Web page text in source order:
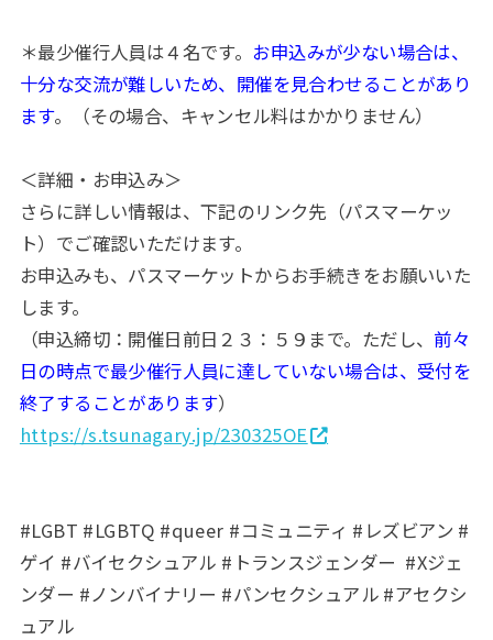
＊最少催行人員は４名です。 お申込みが少ない場合は、
十分な交流が難しいため、開催を見合わせることがあり
ます。（その場合、キャンセル料はかかりません）
＜詳細・お申込み＞
さらに詳しい情報は、下記のリンク先（パスマーケッ
ト）でご確認いただけます。
お申込みも、パスマーケットからお手続きをお願いいた
します。
（申込締切：開催日前日２３：５９まで。ただし、 前々
日の時点で最少催行人員に達していない場合は、受付を
終了することがあります）
https://s.tsunagary.jp/230325OE
#LGBT #LGBTQ #queer #コミュニティ #レズビアン #
ゲイ #バイセクシュアル #トランスジェンダー #Xジェ
ンダー #ノンバイナリー #パンセクシュアル #アセクシ
ュアル